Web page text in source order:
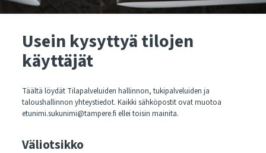
Usein kysyttyä tilojen
käyttäjät
Täältä löydät Tilapalveluiden hallinnon, tukipalveluiden ja
taloushallinnon yhteystiedot. Kaikki sähköpostit ovat muotoa
etunimi.sukunimi@tampere.fi ellei toisin mainita.
Väliotsikko